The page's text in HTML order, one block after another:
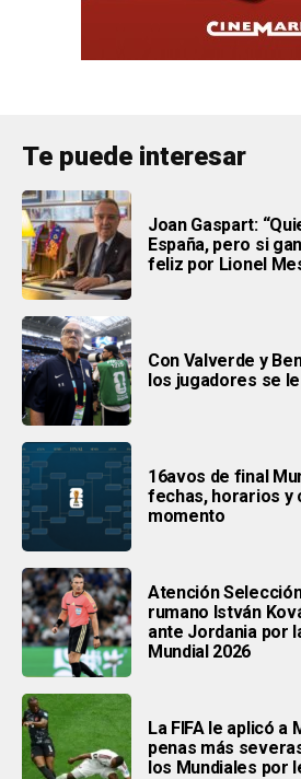
Te puede interesar
Joan Gaspart:
España, pero si
feliz por Lionel
Con Valverde y
los jugadores se
16avos de final
fechas, horarios y
momento
Atención
rumano István
ante Jordania por
Mundial 2026
La FIFA le aplicó a
penas más
los Mundiales por